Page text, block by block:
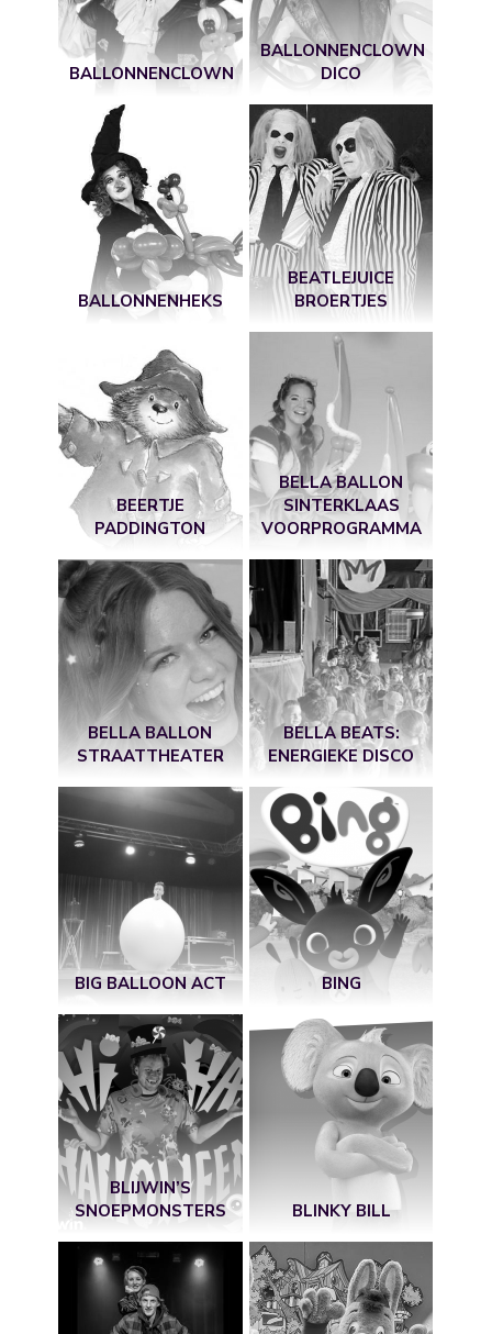
BALLONNENCLOWN
BALLONNENCLOWN
DICO
BALLONNENHEKS
BEATLEJUICE
BROERTJES
BEERTJE
PADDINGTON
BELLA BALLON
SINTERKLAAS
VOORPROGRAMMA
BELLA BALLON
STRAATTHEATER
BELLA BEATS:
ENERGIEKE DISCO
BIG BALLOON ACT BING
BLIJWIN’S
SNOEPMONSTERS
BLINKY BILL